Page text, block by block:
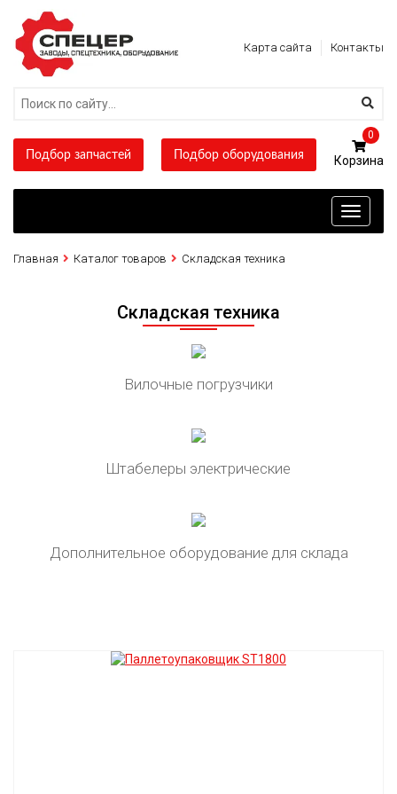
Карта сайта Контакты
Подбор запчастей Подбор оборудования
0
Toggle
Главная Каталог товаров Складская техника
Складская техника
Вилочные погрузчики
Штабелеры электрические
Дополнительное оборудование для склада